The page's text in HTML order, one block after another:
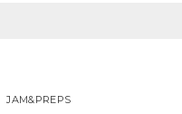
JAM&PREPS